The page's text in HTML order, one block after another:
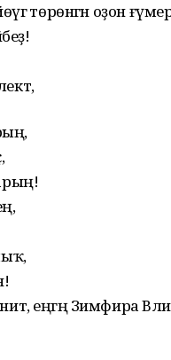
төрөнгән оҙон
еңгәң Зимфира